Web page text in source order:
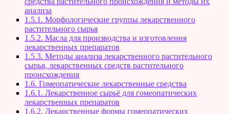
анализа
1.5.1. Морфологические группы лекарственного
растительного сырья
1.5.2. Масла для производства и изготовления
лекарственных препаратов
1.5.3. Методы анализа лекарственного растительного
сырья, лекарственных средств растительного
происхождения
1.6. Гомеопатические лекарственные средства
1.6.1. Лекарственное сырьё для гомеопатических
лекарственных препаратов
1.6.2. Лекарственные формы гомеопатических